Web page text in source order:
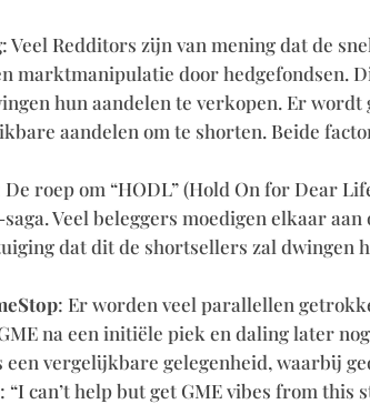
: Veel Redditors zijn van mening dat de
marktmanipulatie door hedgefondsen.
hun aandelen te verkopen. Er wordt
aandelen om te shorten. Beide
De roep om “HODL” (Hold On for Dear
Veel beleggers moedigen elkaar
dat dit de shortsellers zal dwingen
: Er worden veel parallellen
na een initiële piek en daling later
een vergelijkbare gelegenheid, waarbij
can’t help but get GME vibes from this